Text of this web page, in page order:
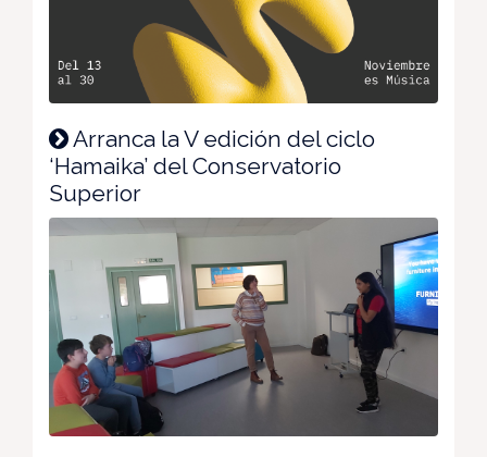
Arranca la V edición del ciclo
‘Hamaika’ del Conservatorio
Superior